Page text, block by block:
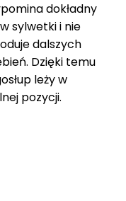
dokładny
sylwetki i nie
dalszych
Dzięki temu
leży w
pozycji.